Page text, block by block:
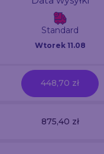
Standard
Wtorek 11.08
448,70 zł
875,40 zł